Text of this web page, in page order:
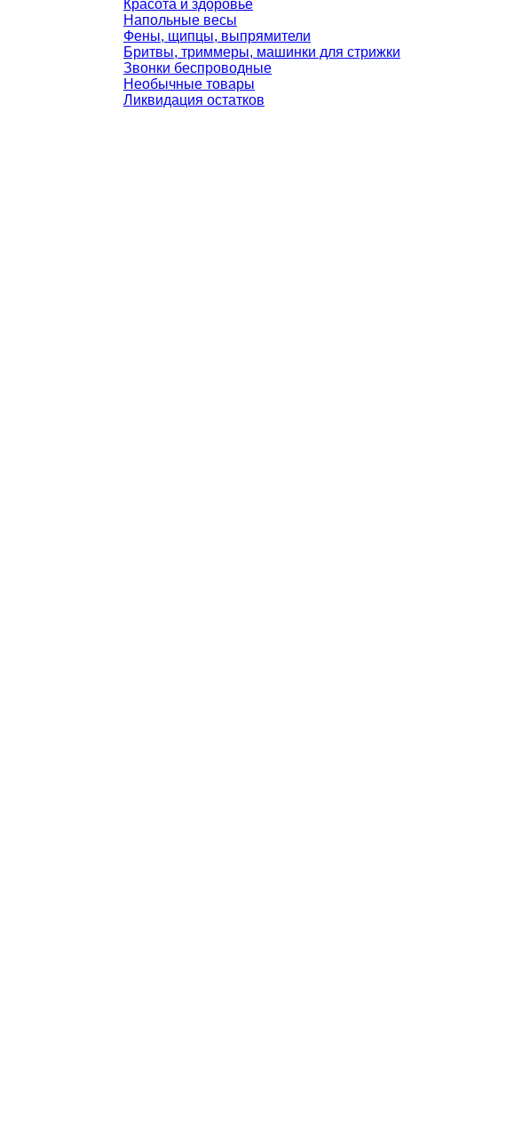
Красота и здоровье
Напольные весы
Фены, щипцы, выпрямители
Бритвы, триммеры, машинки для стрижки
Звонки беспроводные
Необычные товары
Ликвидация остатков